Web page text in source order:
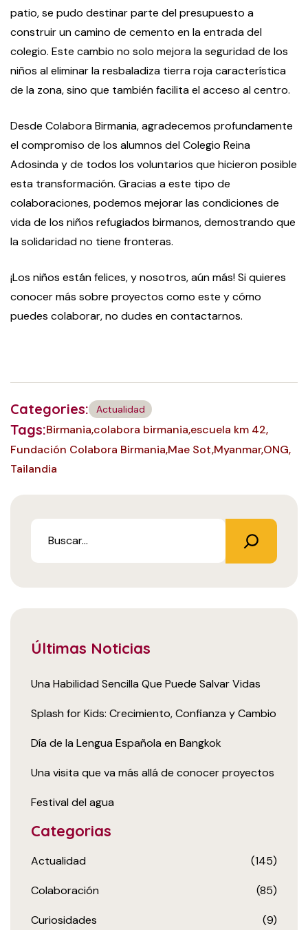
patio, se pudo destinar parte del presupuesto a
construir un camino de cemento en la entrada del
colegio. Este cambio no solo mejora la seguridad de los
niños al eliminar la resbaladiza tierra roja característica
de la zona, sino que también facilita el acceso al centro.
Desde Colabora Birmania, agradecemos profundamente
el compromiso de los alumnos del Colegio Reina
Adosinda y de todos los voluntarios que hicieron posible
esta transformación. Gracias a este tipo de
colaboraciones, podemos mejorar las condiciones de
vida de los niños refugiados birmanos, demostrando que
la solidaridad no tiene fronteras.
¡Los niños están felices, y nosotros, aún más! Si quieres
conocer más sobre proyectos como este y cómo
puedes colaborar, no dudes en contactarnos.
Categories: Actualidad
Tags:Birmania colabora birmania escuela km 42
Fundación Colabora Birmania Mae Sot MyanmarONG
Tailandia
Últimas Noticias
Una Habilidad Sencilla Que Puede Salvar Vidas
Splash for Kids: Crecimiento, Confianza y Cambio
Día de la Lengua Española en Bangkok
Una visita que va más allá de conocer proyectos
Festival del agua
Categorias
Actualidad (145)
Colaboración (85)
Curiosidades (9)